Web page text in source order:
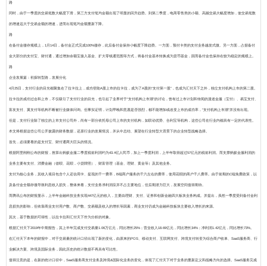
路
同时，由于一季度的交易笔数大幅度下滑，第三方支付笔均金额出现了明显的回升趋势。到第二季度，电商零售类的小额、高频交易大幅度增加，使交易笔数
的增速远大于交易金额的增速，进而出现笔均金额重新下降。
路
在备付金缴存规模上，1月14日，备付金正式完成100%缴存，此后备付金保持小幅度下降趋势。一方面，预付卡类的支付业务越发式微。另一方面，占据备付
金大部分的支付宝、财付通，通过增加余额宝接入基金、扩大零钱通范围等方式，将备付金基本转换成为货币基金，因而备付金也保持在较为稳定的规模上。
路
企业发展篇：初探转型路，发展分化
4月25日，支付行业的目光都聚集在了拉卡拉上，成功登陆A股上市的拉卡拉，成为了A股的“支付第一股”，也成为汇付天下之外，独立支付机构上市的第二股。
拉卡拉的成功过会和上市，不仅吸引了支付行业的目光，也引起了业界对于“支付机构上市潮”的讨论，曾有过上市计划和传闻的漫道金服（宝付）、易宝支付、
富友支付、翼支付等机构不断被行业媒体问询。但事实证明，计划早晚和意愿是否强烈，都不能增加或改变上市的成功率，“支付机构上市潮”并没有出现。
但是，支付行业除了独立的上市支付公司外，尚有一部分依托母公司上市的支付机构，如联动优势、合利宝等机构，这些公司在行业内都具有一定的代表性。
本文将根据这些公司公开披露的财务数据，还原行业的发展情况，并从中总结、展望在行业转型大背景下的企业转型战略选择。
首先，必须要看的是支付宝、财付通两大巨头的情况。
根据阿里刚刚公布的财报，推算出蚂蚁金服二季度税前利润约为43.4亿人民币，加上一季度利润，上半年取得超过57亿元的税前利润。而支撑蚂蚁金服利润的
业务主要有支付、消费金融（借呗、花呗，小贷牌照）、财富管理（基金、理财、黄金等）及其他业务。
支付为核心业务，其收入项目包含个人还信用卡、提现的千一费率，B端商户服务的千六左右的费率，使用花呗的商户千八费率。由于前期的C端免费政策，以
及备付金全额存缴导致利息收入损失，整体来看，支付业务净利润应并不占主要地位，但后期潜力巨大，发展空间值得期待。
而腾讯公布的财报显示，上半年金融科技业务实现447亿元的收入，主要由理财、支付、证券和创新金融四大板块业务构成。并提出，虽然一季度受到备付金利
息损失的影响，但依靠商业支付用户数、商户数、交易额及收入的增长等因素，商业支付仍成为金融科技板块主要收入增长的来源。
其次，基于数据的可得性，以拉卡拉和汇付天下作为分析的对象。
根据汇付天下2019年中期报告，其上半年完成支付交易量1.06万亿元，同比增长25%；营业收入18.69亿元，同比增长34%；净利润1.42亿元，同比增长73%。
在汇付天下本年的财报中，对于交易量的统计口径出现了新的变化，由原来的POS、移动支付、互联网支付、跨境支付转变为综合商户收单、SaaS服务商、行
业解决方案、跨境及国际业务，因此历史的统计数据不再具有可比性。
值得注意的是，在新的统计口径中，SaaS服务商支付业务及跨境&国际化业务的变化，体现了汇付天下对于业务的重新定义和战略方向的选择。SaaS服务完成